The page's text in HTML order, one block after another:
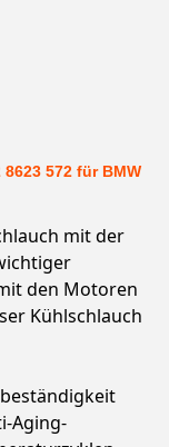
572 für BMW
mit der
den Motoren
Kühlschlauch
Aging-